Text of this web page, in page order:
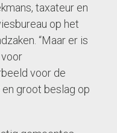
taxateur en
op het
“Maar er is
voor de
groot beslag op